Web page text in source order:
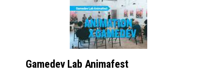
Gamedev Lab Animafest